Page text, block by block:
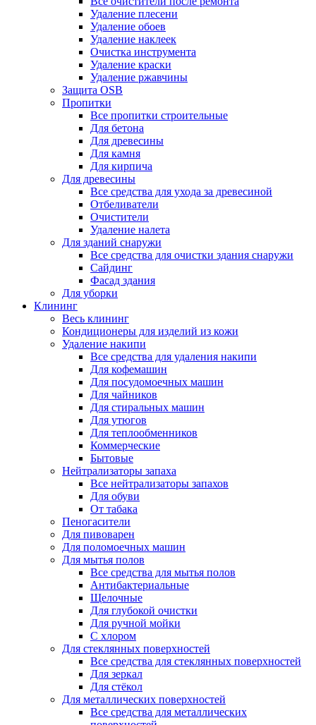
Удаление плесени
Удаление обоев
Удаление наклеек
Очистка инструмента
Удаление краски
Удаление ржавчины
Защита OSB
Пропитки
Все пропитки строительные
Для бетона
Для древесины
Для камня
Для кирпича
Для древесины
Все средства для ухода за древесиной
Отбеливатели
Очистители
Удаление налета
Для зданий снаружи
Все средства для очистки здания снаружи
Сайдинг
Фасад здания
Для уборки
Клининг
Весь клининг
Кондиционеры для изделий из кожи
Удаление накипи
Все средства для удаления накипи
Для кофемашин
Для посудомоечных машин
Для чайников
Для стиральных машин
Для утюгов
Для теплообменников
Коммерческие
Бытовые
Нейтрализаторы запаха
Все нейтрализаторы запахов
Для обуви
От табака
Пеногасители
Для пивоварен
Для поломоечных машин
Для мытья полов
Все средства для мытья полов
Антибактериальные
Щелочные
Для глубокой очистки
Для ручной мойки
С хлором
Для стеклянных поверхностей
Все средства для стеклянных поверхностей
Для зеркал
Для стёкол
Для металлических поверхностей
Все средства для металлических